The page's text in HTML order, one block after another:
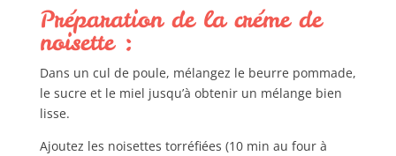
Préparation de la créme de
noisette :
Dans un cul de poule, mélangez le beurre pommade,
le sucre et le miel jusqu’à obtenir un mélange bien
lisse.
Ajoutez les noisettes torréfiées (10 min au four à